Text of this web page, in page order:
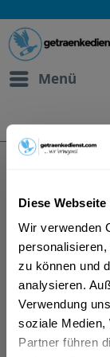
Diese
Wir verwenden
zu können und
analysieren.
Verwendung
soziale Medien,
Partner führen
Menü
Lass dir
nach